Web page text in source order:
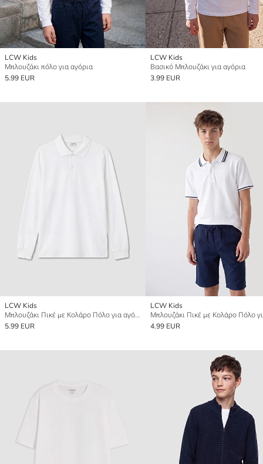
LCW Kids
Μπλουζάκι πόλο για αγόρια
5.99 EUR
LCW Kids
Βασικό Μπλουζάκι για αγόρια
3.99 EUR
LCW Kids
Μπλουζάκι Πικέ με Κολάρο Πόλο για αγόρια
5.99 EUR
LCW Kids
4.99 EUR